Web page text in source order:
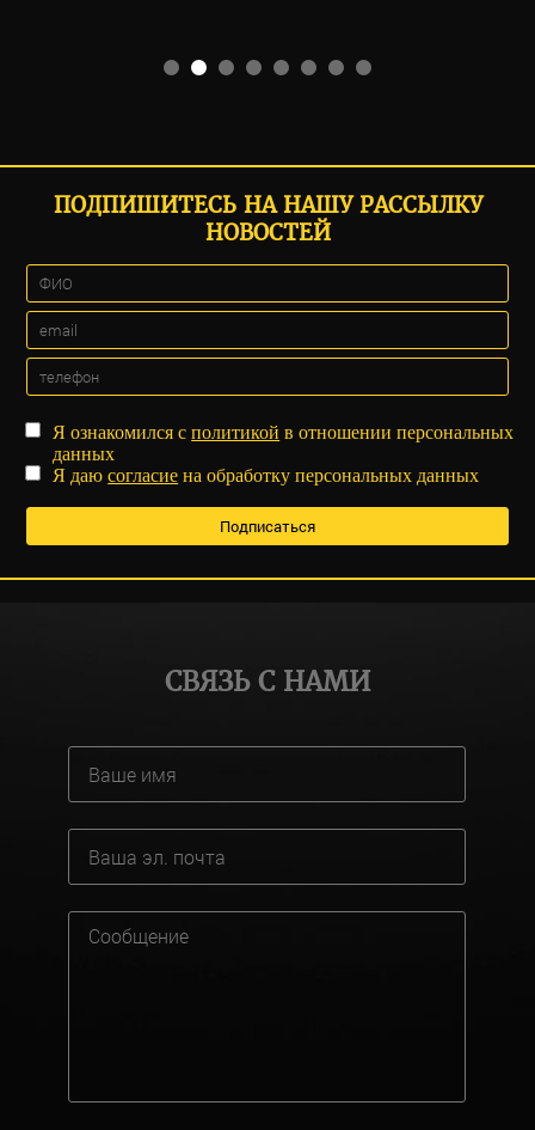
ПОДПИШИТЕСЬ НА НАШУ РАССЫЛКУ
НОВОСТЕЙ
Я ознакомился сполитикой в отношении персональных
данных
Я даюсогласие на обработку персональных данных
СВЯЗЬ С НАМИ